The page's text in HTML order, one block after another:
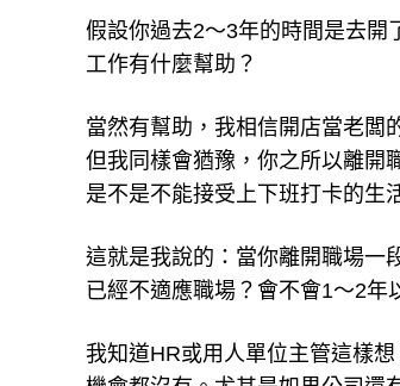
假設你過去2～3年的時間是去開
工作有什麼幫助？
當然有幫助，我相信開店當老闆
但我同樣會猶豫，你之所以離開
是不是不能接受上下班打卡的生
這就是我說的：當你離開職場一
已經不適應職場？會不會1～2年
我知道HR或用人單位主管這樣